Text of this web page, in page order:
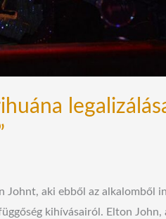
Johnt, aki ebből az alkalomből
kihívásairól. Elton John,